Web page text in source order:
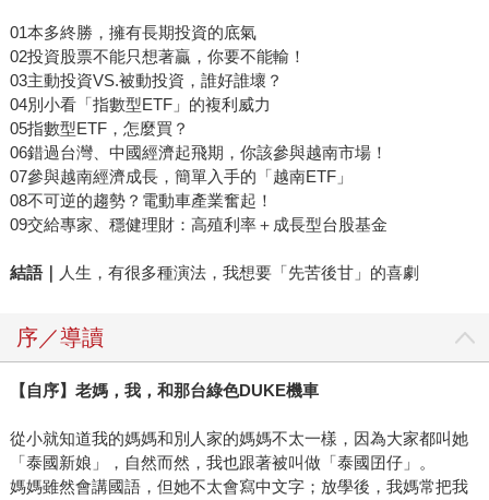
01本多終勝，擁有長期投資的底氣
02投資股票不能只想著贏，你要不能輸！
03主動投資VS.被動投資，誰好誰壞？
04別小看「指數型ETF」的複利威力
05指數型ETF，怎麼買？
06錯過台灣、中國經濟起飛期，你該參與越南市場！
07參與越南經濟成長，簡單入手的「越南ETF」
08不可逆的趨勢？電動車產業奮起！
09交給專家、穩健理財：高殖利率＋成長型台股基金
結語｜ 人生，有很多種演法，我想要「先苦後甘」的喜劇
序／導讀
【自序】老媽，我，和那台綠色DUKE機車
從小就知道我的媽媽和別人家的媽媽不太一樣，因為大家都叫她
「泰國新娘」，自然而然，我也跟著被叫做「泰國囝仔」。
媽媽雖然會講國語，但她不太會寫中文字；放學後，我媽常把我